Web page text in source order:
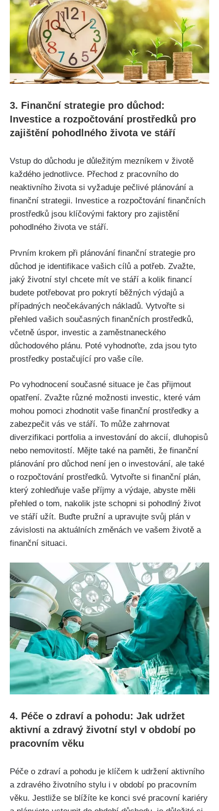
3. Finanční strategie pro důchod:
Investice a rozpočtování prostředků pro
zajištění pohodlného života ve stáří
Vstup do důchodu je důležitým mezníkem v životě
každého jednotlivce. Přechod z pracovního do
neaktivního života si vyžaduje pečlivé plánování a
finanční strategii. Investice a rozpočtování finančních
prostředků jsou klíčovými faktory pro zajistění
pohodlného života ve stáří.
Prvním krokem při plánování finanční strategie pro
důchod je identifikace vašich cílů a potřeb. Zvažte,
jaký životní styl chcete mít ve stáří a kolik financí
budete potřebovat pro pokrytí běžných výdajů a
případných neočekávaných nákladů. Vytvořte si
přehled vašich současných finančních prostředků,
včetně úspor, investic a zaměstnaneckého
důchodového plánu. Poté vyhodnoťte, zda jsou tyto
prostředky postačující pro vaše cíle.
Po vyhodnocení současné situace je čas přijmout
opatření. Zvažte různé možnosti investic, které vám
mohou pomoci zhodnotit vaše finanční prostředky a
zabezpečit vás ve stáří. To může zahrnovat
diverzifikaci portfolia a investování do akcií, dluhopisů
nebo nemovitostí. Mějte také na paměti, že finanční
plánování pro důchod není jen o investování, ale také
o rozpočtování prostředků. Vytvořte si finanční plán,
který zohledňuje vaše příjmy a výdaje, abyste měli
přehled o tom, nakolik jste schopni si pohodlný život
ve stáří užít. Buďte pružní a upravujte svůj plán v
závislosti na aktuálních změnách ve vašem životě a
finanční situaci.
4. Péče o zdraví a pohodu: Jak udržet
aktivní a zdravý životní styl v období po
pracovním věku
Péče o zdraví a pohodu je klíčem k udržení aktivního
a zdravého životního stylu i v období po pracovním
věku. Jestliže se blížíte ke konci své pracovní kariéry